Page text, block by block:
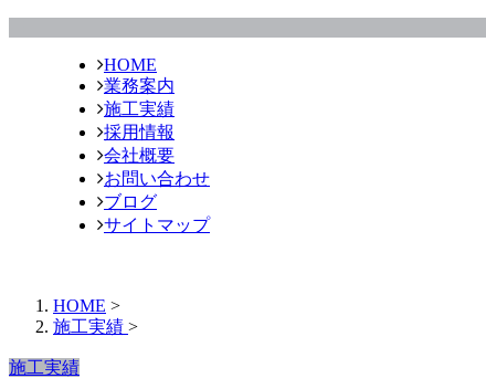
HOME
業務案内
施工実績
採用情報
会社概要
お問い合わせ
ブログ
サイトマップ
HOME >
施工実績 >
施工実績